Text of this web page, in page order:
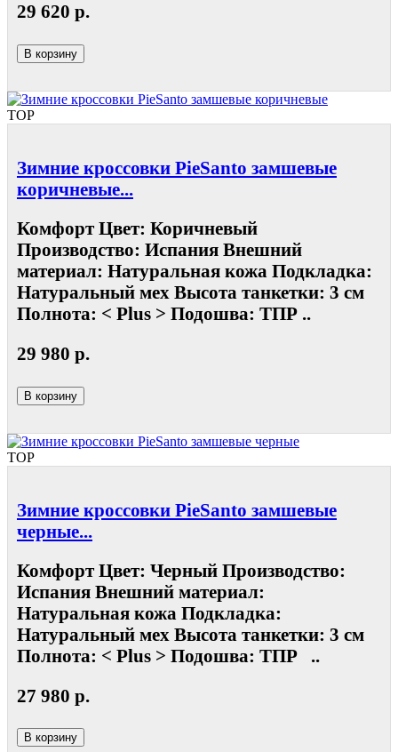
29 620 р.
В корзину
TOP
Зимние кроссовки PieSanto замшевые
коричневые...
Комфорт Цвет: Коричневый
Производство: Испания Внешний
материал: Натуральная кожа Подкладка:
Натуральный мех Высота танкетки: 3 см
Полнота: < Plus > Подошва: ТПР ..
29 980 р.
В корзину
TOP
Зимние кроссовки PieSanto замшевые
черные...
Комфорт Цвет: Черный Производство:
Испания Внешний материал:
Натуральная кожа Подкладка:
Натуральный мех Высота танкетки: 3 см
Полнота: < Plus > Подошва: ТПР ..
27 980 р.
В корзину